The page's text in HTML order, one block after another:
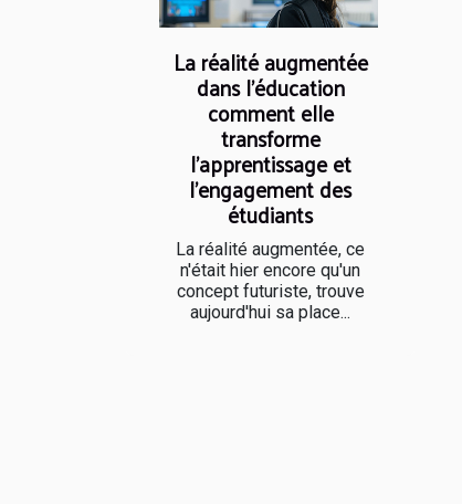
La réalité augmentée
dans l'éducation
comment elle
transforme
l'apprentissage et
l'engagement des
étudiants
La réalité augmentée, ce
n'était hier encore qu'un
concept futuriste, trouve
aujourd'hui sa place...